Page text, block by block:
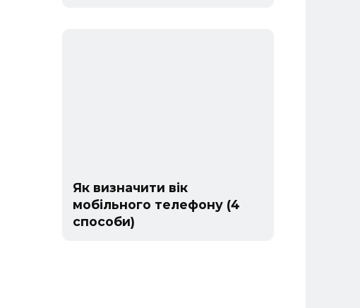
Як визначити вік
мобільного телефону (4
способи)